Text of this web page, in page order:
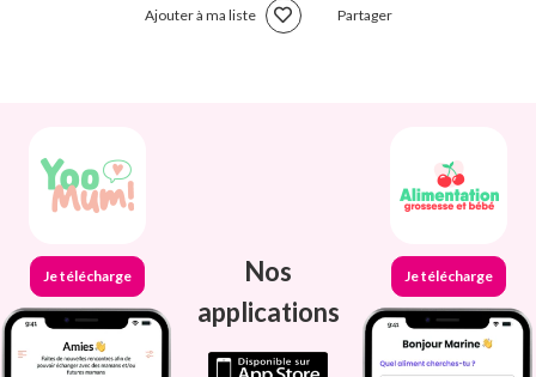
Ajouter à ma liste Partager
Je télécharge
Nos
applications
Je télécharge